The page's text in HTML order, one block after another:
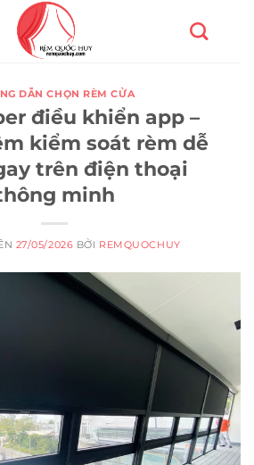
DẪN CHỌN RÈM CỬA
điều khiển app –
kiểm soát rèm dễ
trên điện thoại
minh
27/05/2026 BỞI REMQUOCHUY